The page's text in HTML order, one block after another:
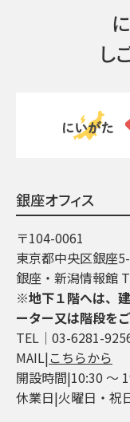
し
銀座オフィス
〒104-0061
東京都中央区銀座
銀座・新潟情報館
※地下１階へは、
ーター又は階段を
TEL│03-6281-
MAIL|こちらから
開設時間|10:30 ～
休業日|火曜日・祝